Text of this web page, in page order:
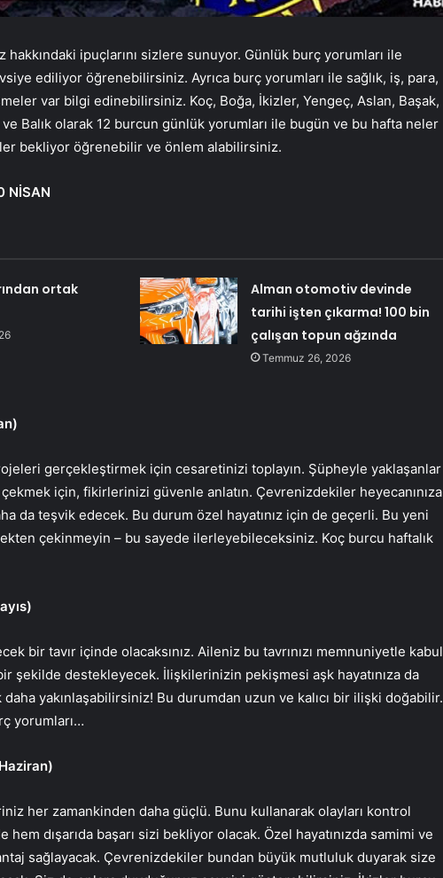
hakkındaki ipuçlarını sizlere sunuyor. Günlük burç yorumları ile
ediliyor öğrenebilirsiniz. Ayrıca burç yorumları ile sağlık, iş, para,
var bilgi edinebilirsiniz. Koç, Boğa, İkizler, Yengeç, Aslan, Başak,
Balık olarak 12 burcun günlük yorumları ile bugün ve bu hafta neler
bekliyor öğrenebilir ve önlem alabilirsiniz.
NİSAN
ortak
Alman otomotiv devinde
tarihi işten çıkarma! 100 bin
çalışan topun ağzında
Temmuz 26, 2026
gerçekleştirmek için cesaretinizi toplayın. Şüpheyle yaklaşanlar
çekmek için, fikirlerinizi güvenle anlatın. Çevrenizdekiler heyecanınıza
da teşvik edecek. Bu durum özel hayatınız için de geçerli. Bu yeni
çekinmeyin – bu sayede ilerleyebileceksiniz. Koç burcu haftalık
bir tavır içinde olacaksınız. Aileniz bu tavrınızı memnuniyetle kabul
şekilde destekleyecek. İlişkilerinizin pekişmesi aşk hayatınıza da
yakınlaşabilirsiniz! Bu durumdan uzun ve kalıcı bir ilişki doğabilir.
yorumları…
her zamankinden daha güçlü. Bunu kullanarak olayları kontrol
hem dışarıda başarı sizi bekliyor olacak. Özel hayatınızda samimi ve
sağlayacak. Çevrenizdekiler bundan büyük mutluluk duyarak size